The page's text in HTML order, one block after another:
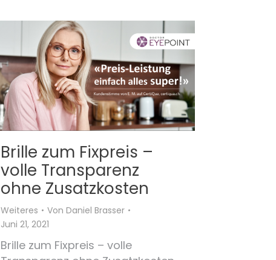
Brille zum Fixpreis –
volle Transparenz
ohne Zusatzkosten
Weiteres Von Daniel Brasser
Juni 21, 2021
Brille zum Fixpreis – volle